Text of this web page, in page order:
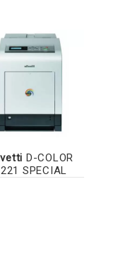
D-COLOR
SPECIAL